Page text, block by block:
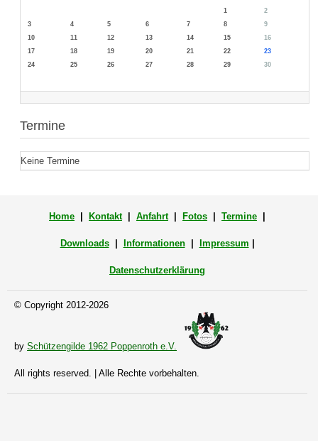
1
2
3
4 5 6 7 8
9
10
11 12 13 14 15
16
17
18 19 20 21 22
23
24
25 26 27 28 29 30
Termine
Keine Termine
Home Kontakt Anfahrt Fotos Termine
Downloads| Informationen| Impressum
Datenschutzerklärung
© Copyright 2012-2026
by Schützengilde 1962 Poppenroth e.V.
All rights reserved. | Alle Rechte vorbehalten.